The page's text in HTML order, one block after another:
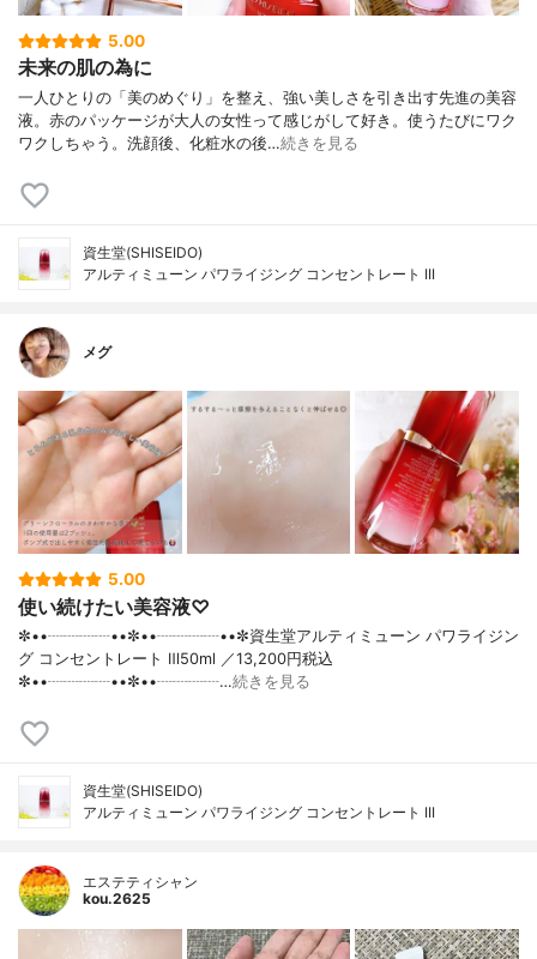
5.00
未来の肌の為に
一人ひとりの「美のめぐり」を整え、強い美しさを引き出す先進の美容
液。赤のパッケージが大人の女性って感じがして好き。使うたびにワク
ワクしちゃう。洗顔後、化粧水の後…続きを見る
資生堂(SHISEIDO)
アルティミューン パワライジング コンセントレート III
メグ
5.00
使い続けたい美容液♡
✼••┈┈┈┈••✼••┈┈┈┈••✼資生堂アルティミューン パワライジン
グ コンセントレート Ⅲ50ml ／13,200円税込
✼••┈┈┈┈••✼••┈┈┈┈…続きを見る
資生堂(SHISEIDO)
アルティミューン パワライジング コンセントレート III
エステティシャン
kou.2625